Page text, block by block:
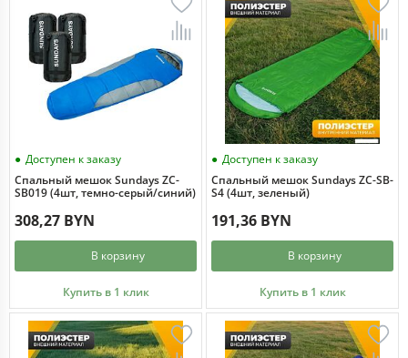
Доступен к заказу
Спальный мешок Sundays ZC-
SB019 (4шт, темно-серый/синий)
308,27 BYN
В корзину
Купить в 1 клик
Доступен к заказу
Спальный мешок Sundays ZC-SB-
S4 (4шт, зеленый)
191,36 BYN
В корзину
Купить в 1 клик